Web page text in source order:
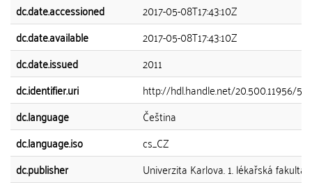
dc.date.accessioned
2017-05-08T17:43:10Z
dc.date.available
2017-05-08T17:43:10Z
dc.date.issued
2011
dc.identifier.uri
http://hdl.handle.net/20.500.11956/
dc.language
Čeština
dc.language.iso
cs_CZ
dc.publisher
Univerzita Karlova. 1. lékařská fakulta